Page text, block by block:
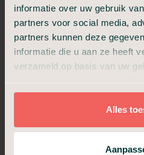
informatie over uw gebruik
partners voor social media,
partners kunnen deze
informatie die u aan ze heeft
verzameld op basis van uw
Alles
€ 2.599,-
Alles van In Stilte, plus:
Uitvaartkist met eikenfolie
Telefonische bespreking
Moment van afscheid (30